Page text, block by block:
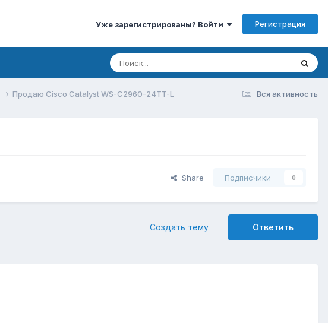
Уже зарегистрированы? Войти Регистрация
Вся активность
Продаю Cisco Catalyst WS-C2960-24TT-L
Share Подписчики 0
Ответить
Создать тему